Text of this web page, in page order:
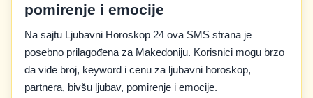
pomirenje i emocije
Na sajtu Ljubavni Horoskop 24 ova SMS strana je
posebno prilagođena za Makedoniju. Korisnici mogu brzo
da vide broj, keyword i cenu za ljubavni horoskop,
partnera, bivšu ljubav, pomirenje i emocije.